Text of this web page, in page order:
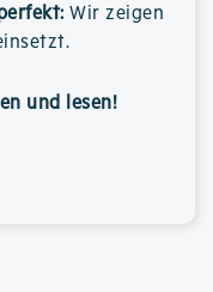
: Wir zeigen
und lesen!